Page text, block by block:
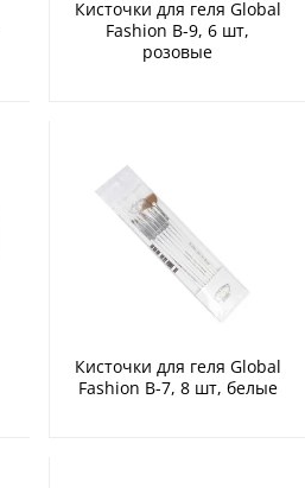
Кисточки для геля Global
Fashion B-9, 6 шт,
розовые
Кисточки для геля Global
Fashion B-7, 8 шт, белые